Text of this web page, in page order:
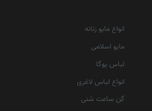
انواع مایو زنانه
مایو اسلامی
لباس یوگا
انواع لباس لاغری
گن ساعت شنی